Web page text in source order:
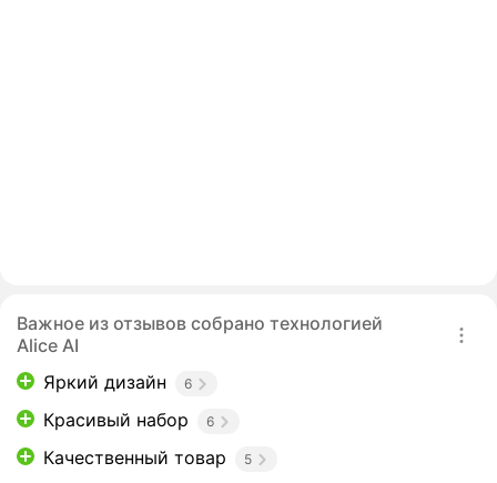
Важное из отзывов собрано технологией
Alice AI
Яркий дизайн
6
Красивый набор 6
Качественный товар 5